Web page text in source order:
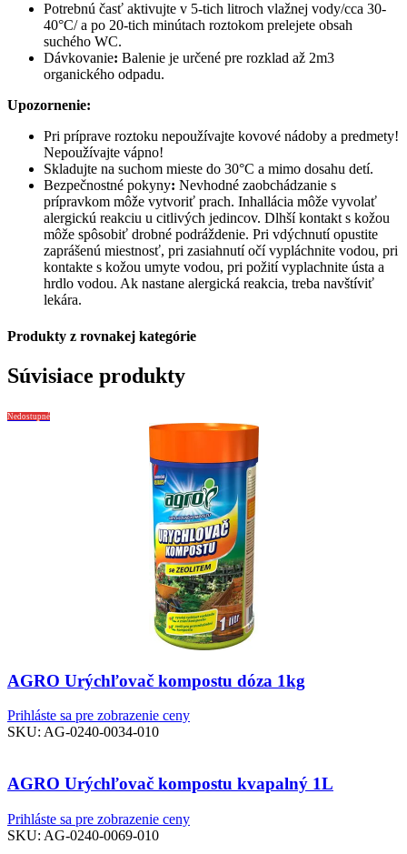
Potrebnú časť aktivujte v 5-tich litroch vlažnej vody/cca 30-
40°C/ a po 20-tich minútach roztokom prelejete obsah
suchého WC.
Dávkovanie: Balenie je určené pre rozklad až 2m3
organického odpadu.
Upozornenie:
Pri príprave roztoku nepoužívajte kovové nádoby a predmety!
Nepoužívajte vápno!
Skladujte na suchom mieste do 30°C a mimo dosahu detí.
Bezpečnostné pokyny: Nevhodné zaobchádzanie s
prípravkom môže vytvoriť prach. Inhallácia môže vyvolať
alergickú reakciu u citlivých jedincov. Dlhší kontakt s kožou
môže spôsobiť drobné podráždenie. Pri vdýchnutí opustite
zaprášenú miestnosť, pri zasiahnutí očí vypláchnite vodou, pri
kontakte s kožou umyte vodou, pri požití vyplachnite ústa a
hrdlo vodou. Ak nastane alergická reakcia, treba navštíviť
lekára.
Produkty z rovnakej kategórie
Súvisiace produkty
Nedostupné
AGRO Urýchľovač kompostu dóza 1kg
Prihláste sa pre zobrazenie ceny
SKU: AG-0240-0034-010
AGRO Urýchľovač kompostu kvapalný 1L
Prihláste sa pre zobrazenie ceny
SKU: AG-0240-0069-010